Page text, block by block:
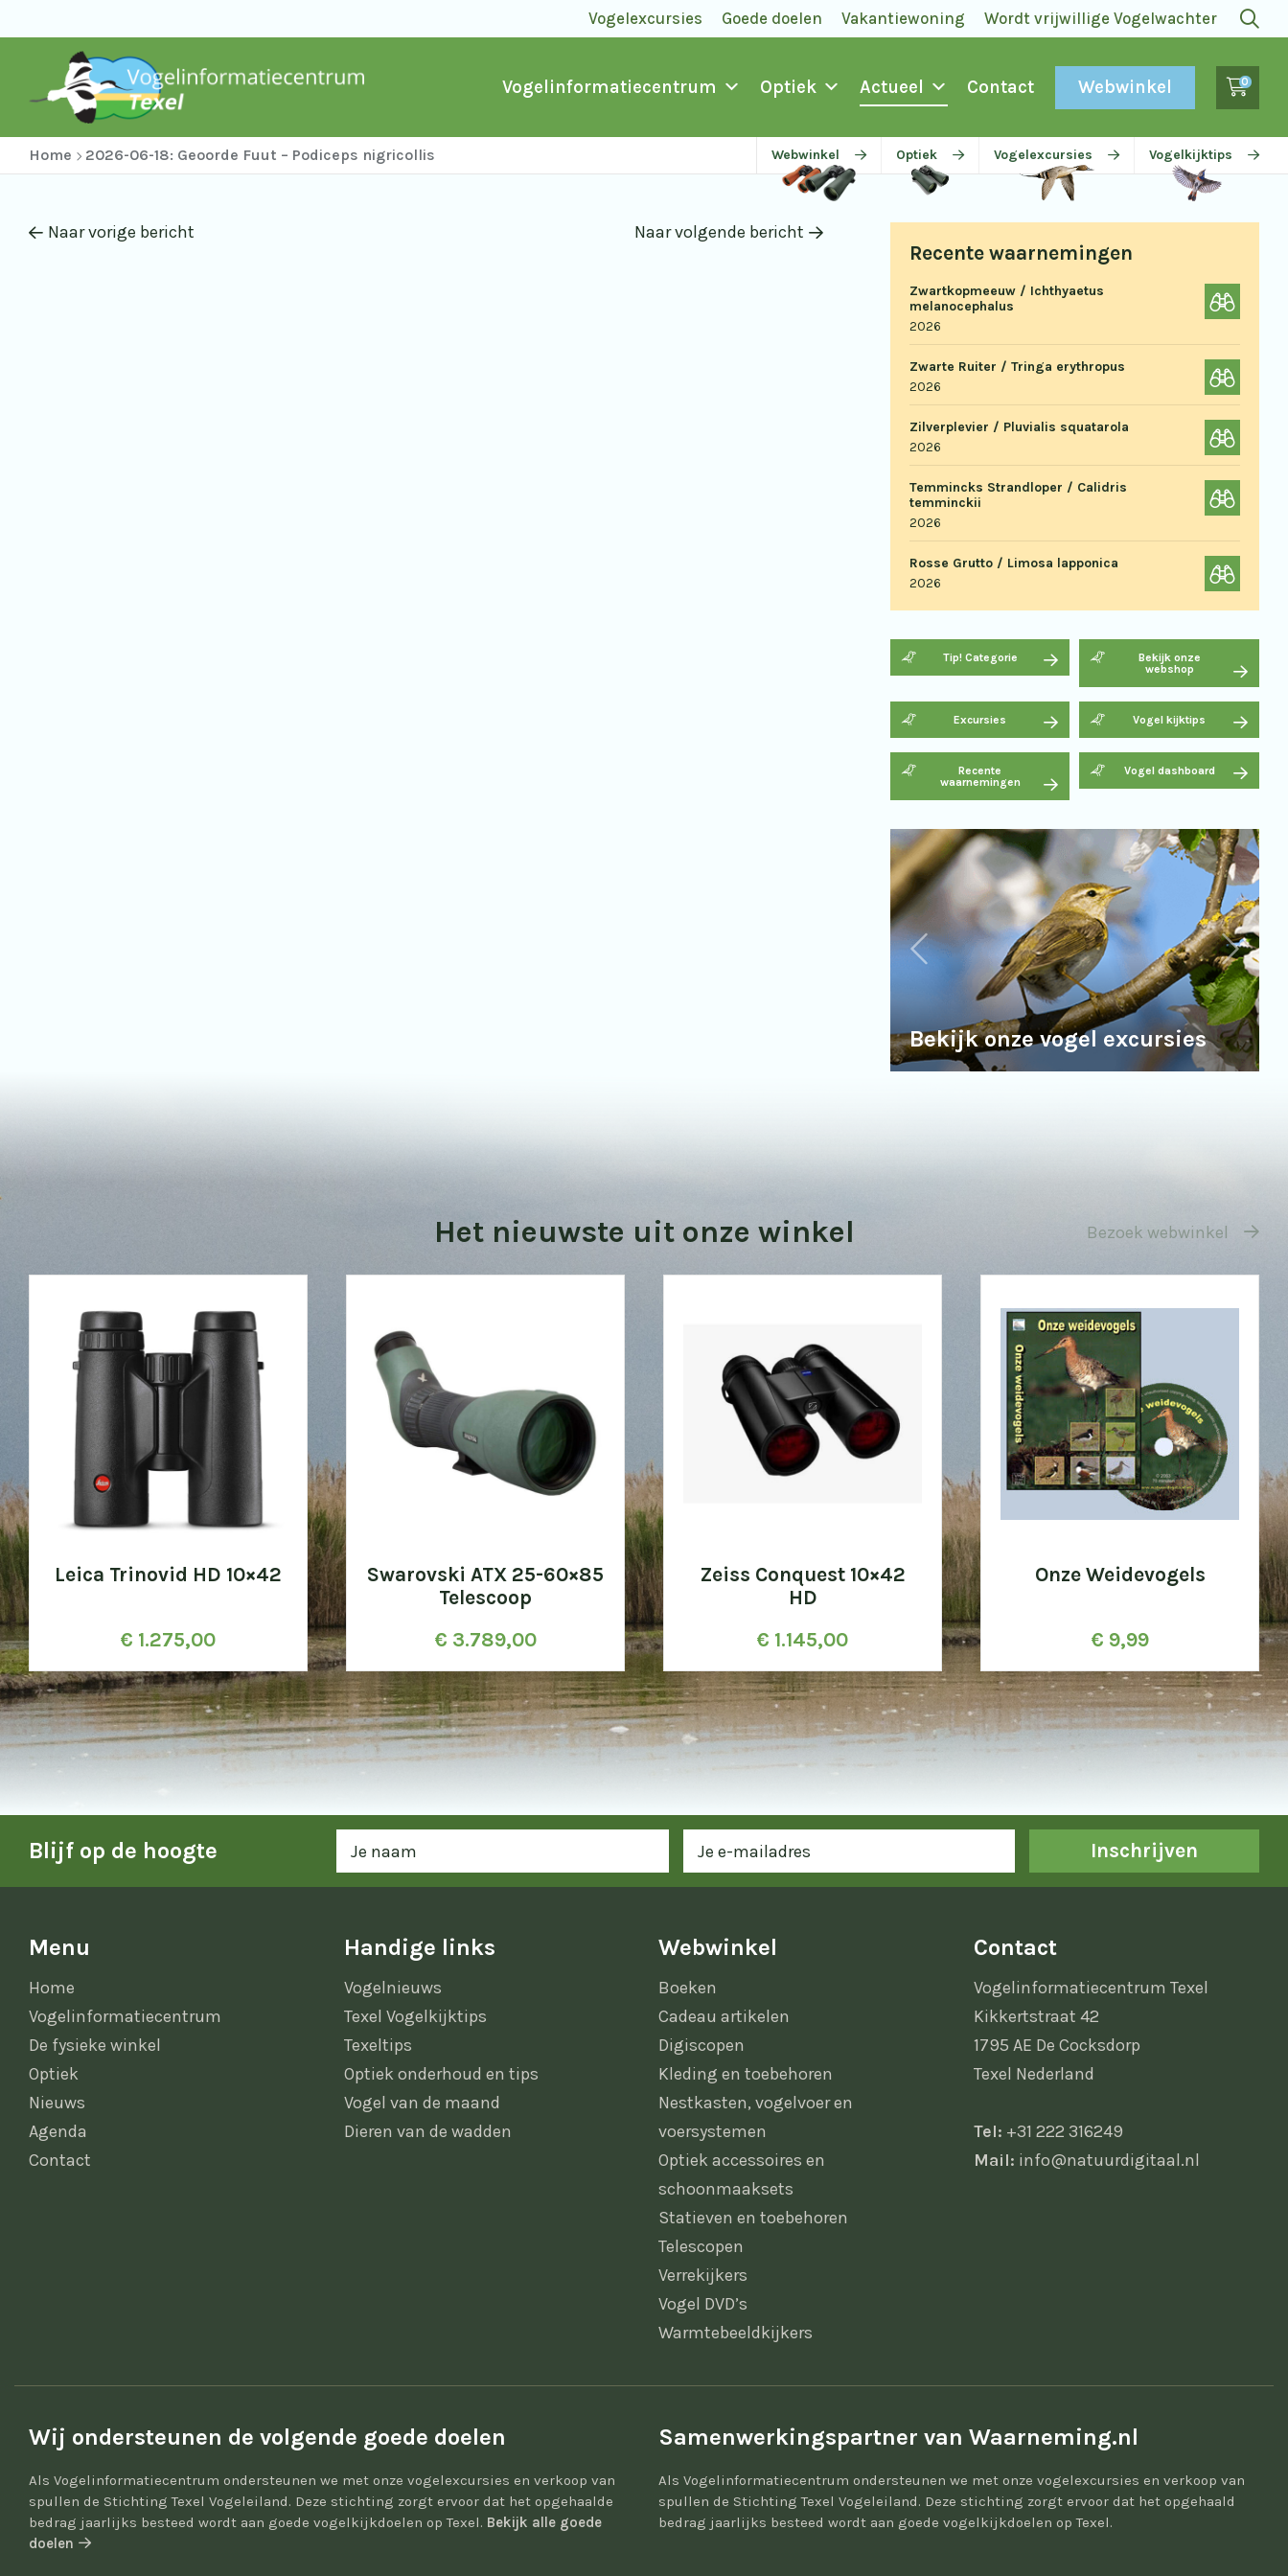
Vogelexcursies Goede doelen Vakantiewoning Wordt vrijwillige Vogelwachter
Vogelinformatiecentrum Optiek Actueel Contact Webwinkel 0
Home 2026-06-18: Geoorde Fuut – Podiceps nigricollis Webwinkel Optiek Vogelexcursies Vogelkijktips
Recente waarnemingen
Zwartkopmeeuw / Ichthyaetus
melanocephalus
2026
Zwarte Ruiter / Tringa erythropus
2026
Zilverplevier / Pluvialis squatarola
2026
Temmincks Strandloper / Calidris
temminckii
2026
Rosse Grutto / Limosa lapponica
2026
Tip! Categorie
Bekijk onze
webshop
Excursies Vogel kijktips
Recente
waarnemingen
Vogel dashboard
Bekijk onze vogel excursies
Naar vorige bericht Naar volgende bericht
Het nieuwste uit onze winkel Bezoek webwinkel
Leica Trinovid HD 10×42
€ 1.275,00
Swarovski ATX 25-60×85
Telescoop
€ 3.789,00
Zeiss Conquest 10×42
HD
€ 1.145,00
Onze Weidevogels
€ 9,99
Blijf op de hoogte Inschrijven
Menu
Home
Vogelinformatiecentrum
De fysieke winkel
Optiek
Nieuws
Agenda
Contact
Handige links
Vogelnieuws
Texel Vogelkijktips
Texeltips
Optiek onderhoud en tips
Vogel van de maand
Dieren van de wadden
Webwinkel
Boeken
Cadeau artikelen
Digiscopen
Kleding en toebehoren
Nestkasten, vogelvoer en
voersystemen
Optiek accessoires en
schoonmaaksets
Statieven en toebehoren
Telescopen
Verrekijkers
Vogel DVD’s
Warmtebeeldkijkers
Contact
Vogelinformatiecentrum Texel
Kikkertstraat 42
1795 AE De Cocksdorp
Texel Nederland
Tel: +31 222 316249
Mail: info@natuurdigitaal.nl
Wij ondersteunen de volgende goede doelen
Als Vogelinformatiecentrum ondersteunen we met onze vogelexcursies en verkoop van
spullen de Stichting Texel Vogeleiland. Deze stichting zorgt ervoor dat het opgehaalde
bedrag jaarlijks besteed wordt aan goede vogelkijkdoelen op Texel. Bekijk alle goede
doelen
Samenwerkingspartner van Waarneming.nl
Als Vogelinformatiecentrum ondersteunen we met onze vogelexcursies en verkoop van
spullen de Stichting Texel Vogeleiland. Deze stichting zorgt ervoor dat het opgehaald
bedrag jaarlijks besteed wordt aan goede vogelkijkdoelen op Texel.